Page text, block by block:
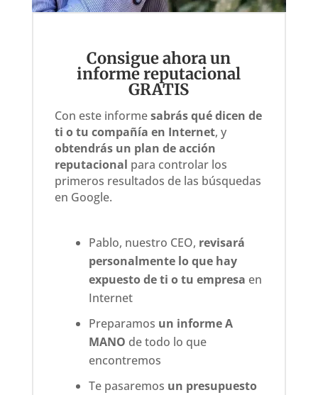
Consigue ahora un
informe reputacional
GRATIS
Con este informesabrás qué dicen de
ti o tu compañía en Internet, y
obtendrás un plan de acción
reputacional para controlar los
primeros resultados de las búsquedas
en Google.
Pablo, nuestro CEO, revisará
personalmente lo que hay
expuesto de ti o tu empresa en
Internet
Preparamos un informe A
MANO de todo lo que
encontremos
Te pasaremos un presupuesto